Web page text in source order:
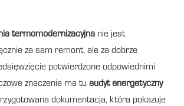
termomodernizacyjna nie jest
za sam remont, ale za dobrze
potwierdzone odpowiednimi
znaczenie ma tu audyt energetyczny
dokumentacja, która pokazuje